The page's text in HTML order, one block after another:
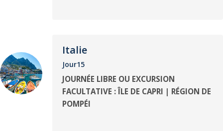
Italie
Jour15
JOURNÉE LIBRE OU EXCURSION
FACULTATIVE : ÎLE DE CAPRI | RÉGION DE
POMPÉI